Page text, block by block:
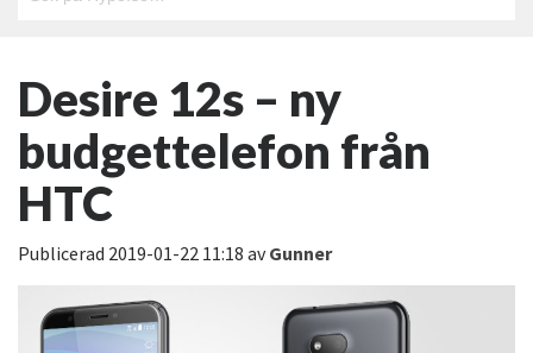
Desire 12s – ny
budgettelefon från
HTC
Publicerad 2019-01-22 11:18 avGunner